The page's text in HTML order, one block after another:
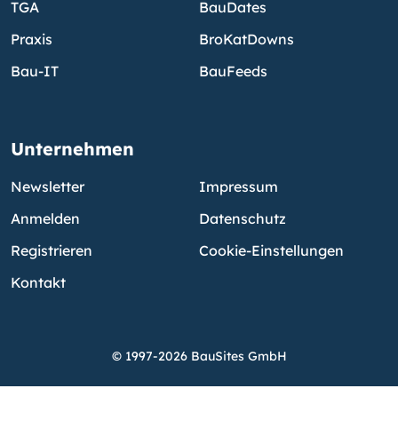
TGA
Praxis
Bau-IT
BauDates
BroKatDowns
BauFeeds
Unternehmen
Newsletter
Anmelden
Registrieren
Kontakt
Impressum
Datenschutz
Cookie-Einstellungen
© 1997-2026 BauSites GmbH